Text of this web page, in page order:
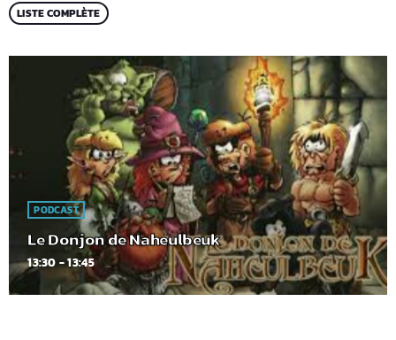
LISTE COMPLÈTE
PODCAST
Le Donjon de Naheulbeuk
13:30 - 13:45